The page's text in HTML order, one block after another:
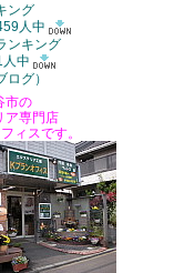
ング
人中
ンキング
人中
ログ）
市の
ア専門店
ィスです。